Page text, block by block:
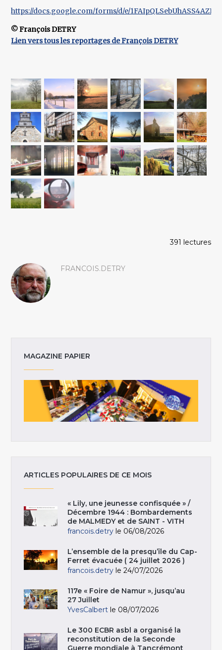
https://docs.google.com/forms/d/e/
© François DETRY
Lien vers tous les reportages de François DETRY
391 lectures
FRANCOIS.DETRY
MAGAZINE PAPIER
ARTICLES POPULAIRES DE CE MOIS
« Lily, une jeunesse confisquée » /
Décembre 1944 : Bombardements
de MALMEDY et de SAINT - VITH
francois.detry le 06/08/2026
L’ensemble de la presqu’île du Cap-
Ferret évacuée ( 24 juillet 2026 )
francois.detry le 24/07/2026
117e « Foire de Namur », jusqu’au
27 Juillet
YvesCalbert le 08/07/2026
Le 300 ECBR asbl a organisé la
reconstitution de la Seconde
Guerre mondiale à Tancrémont